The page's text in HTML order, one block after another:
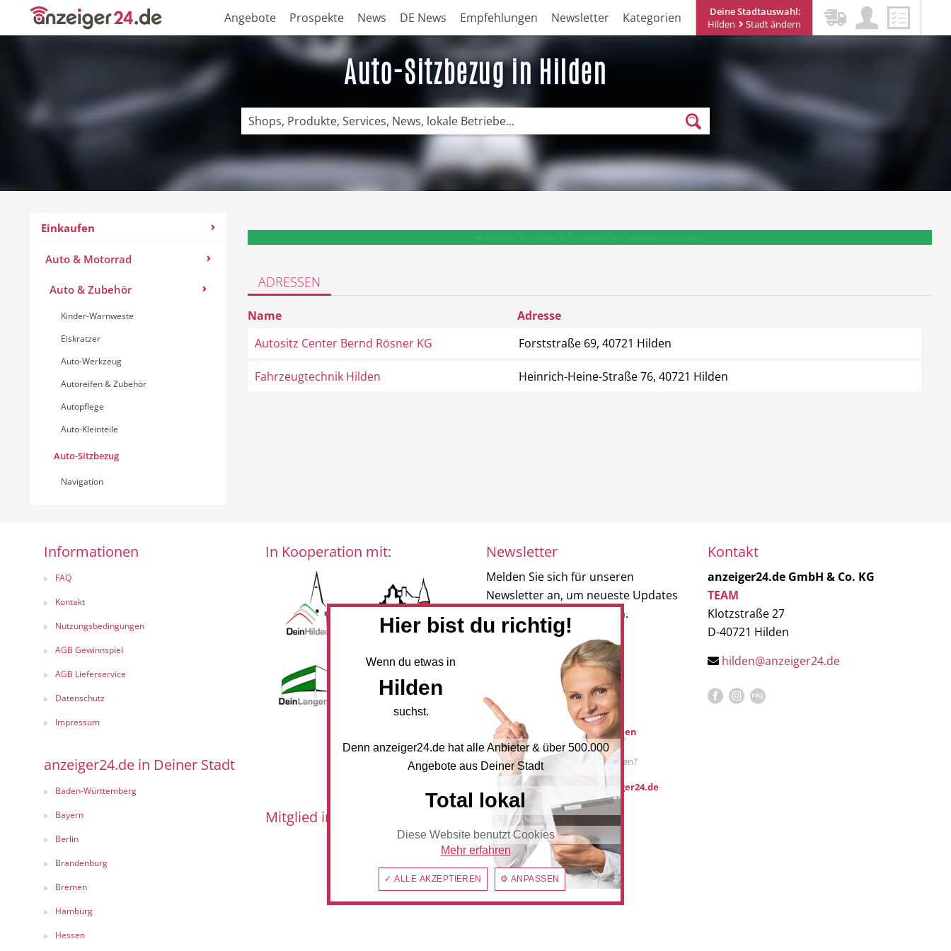
Deine Stadtauswahl:
Hilden
Stadt ändern
Angebote Prospekte News DE News Empfehlungen Newsletter Kategorien
Auto-Sitzbezug in Hilden
Einkaufen
Auto & Motorrad
Auto & Zubehör
Kinder-Warnweste
Eiskratzer
Auto-Werkzeug
Autoreifen & Zubehör
Autopflege
Auto-Kleinteile
Auto-Sitzbezug
Navigation
ADRESSEN
Name
Adresse
Autositz Center Bernd Rösner KG
Forststraße 69, 40721 Hilden
Fahrzeugtechnik Hilden Heinrich-Heine-Straße 76, 40721 Hilden
Informationen
FAQ
Kontakt
Nutzungsbedingungen
AGB Gewinnspiel
AGB Lieferservice
Datenschutz
Impressum
anzeiger24.de in Deiner Stadt
Baden-Württemberg
Bayern
Berlin
Brandenburg
Bremen
Hamburg
Hessen
In Kooperation mit:
Mitglied im:
Newsletter
Melden Sie sich für unseren
Newsletter an, um neueste Updates
und Angebote zu erhalten.
NEWSLETTER BESTELLEN
Mediadaten
Werbung buchen
Sie möchten auf
anzeiger24.de
Werbung schalten?
hilden@anzeiger24.de
Kontakt
anzeiger24.de GmbH & Co. KG
TEAM
Klotzstraße 27
D-40721 Hilden
hilden@anzeiger24.de
Hier bist du richtig!
Wenn du etwas in
Hilden
suchst.
Denn anzeiger24.de hat alle Anbieter & über 500.000
Angebote aus Deiner Stadt
Total lokal
Diese Website benutzt Cookies
Mehr erfahren
✓ ALLE AKZEPTIEREN ⚙ ANPASSEN